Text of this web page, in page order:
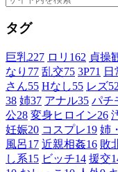
タグ
巨乳227 ロリ 162 貞操
なり 77 乱交75 3P71 日
さん55 Hなし55 レズ52
38 姉37 アナル35 パチ
公28 変身ヒロイン26
妊娠20 コスプレ19 姉
風呂17 近親相姦16 敗
し系15 ビッチ14 援交